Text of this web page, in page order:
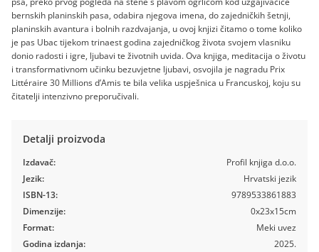
bernskih planinskih pasa, odabira njegova imena, do zajedničkih šetnji,
planinskih avantura i bolnih razdvajanja, u ovoj knjizi čitamo o tome koliko
je pas Ubac tijekom trinaest godina zajedničkog života svojem vlasniku
donio radosti i igre, ljubavi te životnih uvida. Ova knjiga, meditacija o životu
i transformativnom učinku bezuvjetne ljubavi, osvojila je nagradu Prix
Littéraire 30 Millions d’Amis te bila velika uspješnica u Francuskoj, koju su
čitatelji intenzivno preporučivali.
Detalji proizvoda
Izdavač:
Jezik:
ISBN-13:
Dimenzije:
Format:
Godina izdanja:
Profil knjiga d.o.o.
Hrvatski jezik
9789533861883
0x23x15cm
Meki uvez
2025.